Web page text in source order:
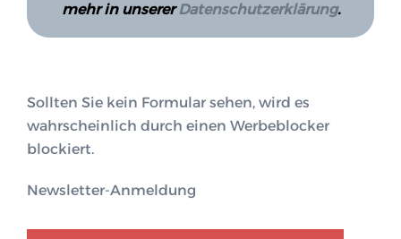
mehr in unsererDatenschutzerklärung.
Sollten Sie kein Formular sehen, wird es
wahrscheinlich durch einen Werbeblocker
blockiert.
Newsletter-Anmeldung